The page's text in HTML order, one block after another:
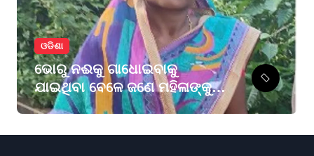
ଓଡିଶା
ଭୋରୁ ନଈକୁ ଗାଧୋଇବାକୁ
ଯାଇଥିବା ବେଳେ ଜଣେ ମହିଳାଙ୍କୁ
କୁମ୍ଭୀର ଟାଣିନେଲା